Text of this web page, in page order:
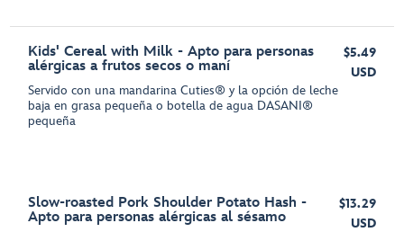
Kids' Cereal with Milk - Apto para personas
alérgicas a frutos secos o maní
Servido con una mandarina Cuties® y la opción de leche
baja en grasa pequeña o botella de agua DASANI®
pequeña
$5.49
USD
Slow-roasted Pork Shoulder Potato Hash -
Apto para personas alérgicas al sésamo
$13.29
USD